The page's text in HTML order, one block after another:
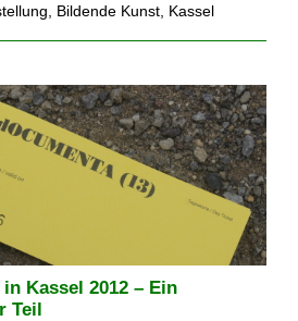
Bildende Kunst, Kassel
Kassel 2012 – Ein
Teil